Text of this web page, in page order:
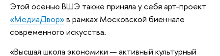
Этой осенью ВШЭ также приняла у себя арт-проект
«МедиаДвор»в рамках Московской биеннале
современного искусства.
«Высшая школа экономики — активный культурный